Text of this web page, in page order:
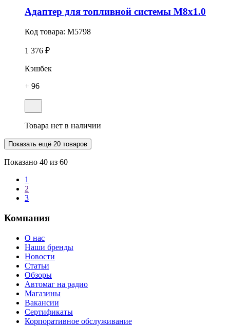
Адаптер для топливной системы M8x1.0
Код товара: M5798
1 376 ₽
Кэшбек
+ 96
Товара нет в наличии
Показать ещё 20 товаров
Показано 40 из 60
1
2
3
Компания
О нас
Наши бренды
Новости
Статьи
Обзоры
Автомаг на радио
Магазины
Вакансии
Сертификаты
Корпоративное обслуживание